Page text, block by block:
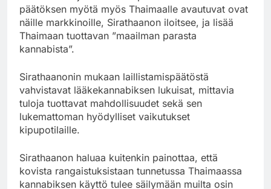
päätöksen myötä myös Thaimaalle avautuvat ovat
näille markkinoille, Sirathaanon iloitsee, ja lisää
Thaimaan tuottavan ”maailman parasta
kannabista”.
Sirathaanonin mukaan laillistamispäätöstä
vahvistavat lääkekannabiksen lukuisat, mittavia
tuloja tuottavat mahdollisuudet sekä sen
lukemattoman hyödylliset vaikutukset
kipupotilaille.
Sirathaanon haluaa kuitenkin painottaa, että
kovista rangaistuksistaan tunnetussa Thaimaassa
kannabiksen käyttö tulee säilymään muilta osin